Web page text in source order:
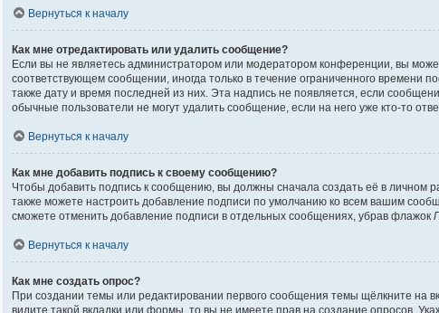
Вернуться к началу
Как мне отредактировать или удалить сообщение?
Если вы не являетесь администратором или модератором конференции, вы
соответствующем сообщении, иногда только в течение ограниченного времени
также дату и время последней из них. Эта надпись не появляется, если
обычные пользователи не могут удалить сообщение, если на него уже кто-то
Вернуться к началу
Как мне добавить подпись к своему сообщению?
Чтобы добавить подпись к сообщению, вы должны сначала создать её в личном
также можете настроить добавление подписи по умолчанию ко всем вашим
сможете отменить добавление подписи в отдельных сообщениях, убрав флажок
Вернуться к началу
Как мне создать опрос?
При создании темы или редактировании первого сообщения темы щёлкните на
видите такой вкладки или формы, то вы не имеете прав на создание опросов.